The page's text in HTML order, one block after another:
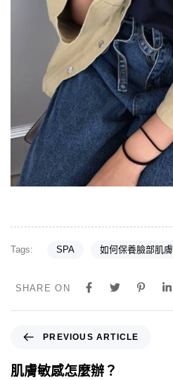
Tags: SPA 如何保養臉部肌膚
SHARE ON
PREVIOUS ARTICLE
肌膚敏感怎麼辦？